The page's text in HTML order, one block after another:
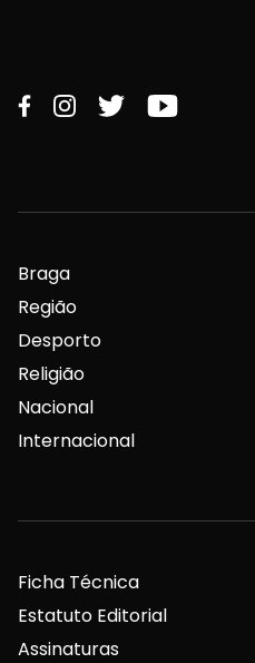
Braga
Região
Desporto
Religião
Nacional
Internacional
Ficha Técnica
Estatuto Editorial
Assinaturas